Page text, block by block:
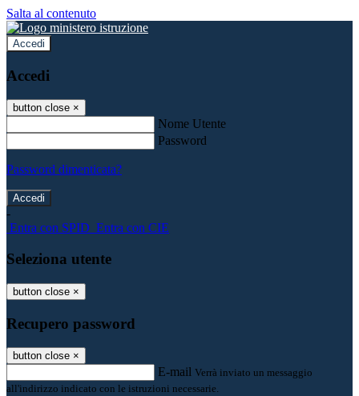
Salta al contenuto
Accedi
Accedi
button close ×
Nome Utente
Password
Password dimenticata?
-
Entra con SPID Entra con CIE
Seleziona utente
button close ×
Recupero password
button close ×
E-mail Verrà inviato un messaggio
all'indirizzo indicato con le istruzioni necessarie.